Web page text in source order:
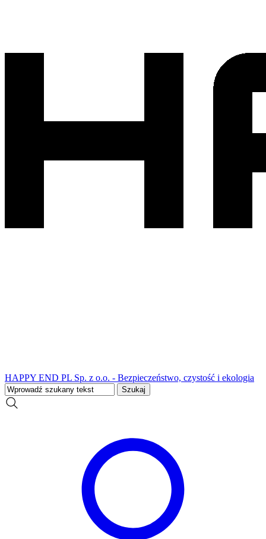
HAPPY END PL Sp. z o.o. - Bezpieczeństwo, czystość i ekologia